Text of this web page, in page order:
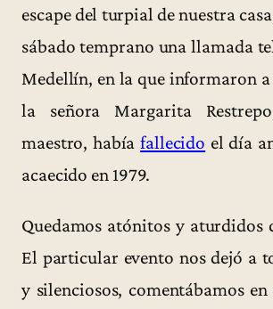
escape del turpial de nuestra
sábado temprano una llamada
Medellín, en la que informaron
la señora Margarita
maestro, habíafallecido el día
acaecido en 1979.
Quedamos atónitos y aturdidos
El particular evento nos dejó a
y silenciosos, comentábamos